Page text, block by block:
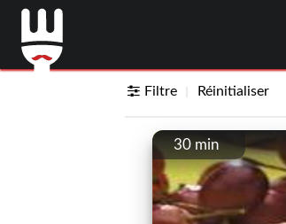
Filtre Réinitialiser
30 min